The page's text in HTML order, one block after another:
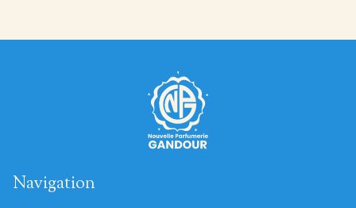
Navigation